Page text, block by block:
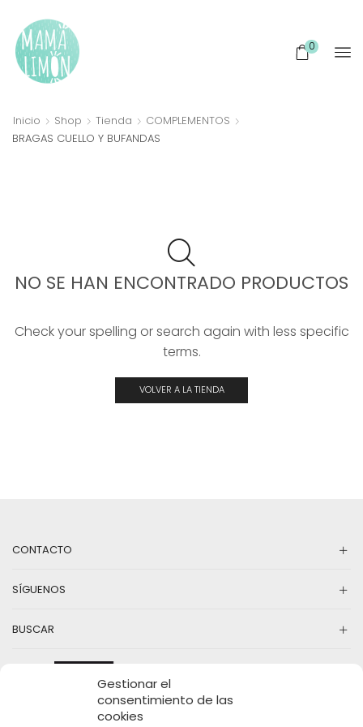
Gestionar el
consentimiento de las
cookies
0
Inicio Shop Tienda
COMPLEMENTOS
BRAGAS CUELLO Y BUFANDAS
NO SE HAN ENCONTRADO PRODUCTOS
Check your spelling or search again with less specific
terms.
VOLVER A LA TIENDA
CONTACTO
SÍGUENOS
BUSCAR